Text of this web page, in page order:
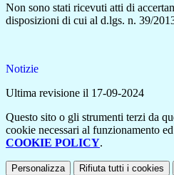
Non sono stati ricevuti atti di
disposizioni di cui al d.lgs. n. 39/
Notizie
Ultima revisione il 17-09-2024
Questo sito o gli strumenti terzi da
cookie necessari al funzionamento
COOKIE POLICY.
Personalizza Rifiuta tutti i cookies